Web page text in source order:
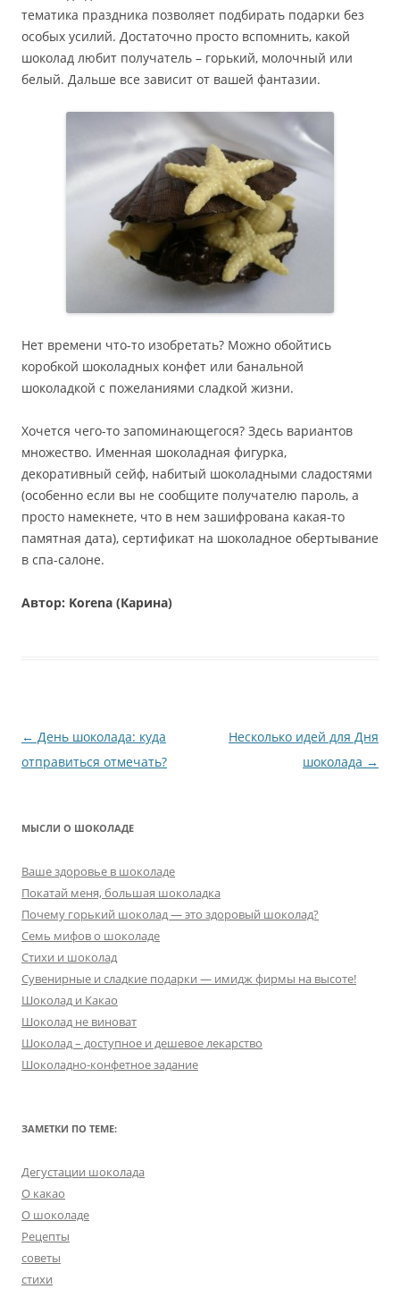
тематика праздника позволяет подбирать подарки без
особых усилий. Достаточно просто вспомнить, какой
шоколад любит получатель – горький, молочный или
белый. Дальше все зависит от вашей фантазии.
Нет времени что-то изобретать? Можно обойтись
коробкой шоколадных конфет или банальной
шоколадкой с пожеланиями сладкой жизни.
Хочется чего-то запоминающегося? Здесь вариантов
множество. Именная шоколадная фигурка,
декоративный сейф, набитый шоколадными сладостями
(особенно если вы не сообщите получателю пароль, а
просто намекнете, что в нем зашифрована какая-то
памятная дата), сертификат на шоколадное обертывание
в спа-салоне.
Автор: Korena (Карина)
Навигация
по
← День шоколада: куда
отправиться отмечать?
Несколько идей для Дня
шоколада →
МЫСЛИ О ШОКОЛАДЕ
Ваше здоровье в шоколаде
Покатай меня, большая шоколадка
Почему горький шоколад — это здоровый шоколад?
Семь мифов о шоколаде
Стихи и шоколад
Сувенирные и сладкие подарки — имидж фирмы на высоте!
Шоколад и Какао
Шоколад не виноват
Шоколад – доступное и дешевое лекарство
Шоколадно-конфетное задание
ЗАМЕТКИ ПО ТЕМЕ:
Дегустации шоколада
О какао
О шоколаде
Рецепты
советы
стихи